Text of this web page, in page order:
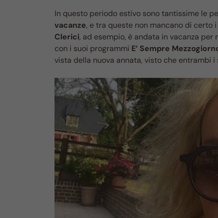
In questo periodo estivo sono tantissime le
vacanze, e tra queste non mancano di
Clerici, ad esempio, è andata in vacanza
con i suoi programmi E’ Sempre
vista della nuova annata, visto che entrambi